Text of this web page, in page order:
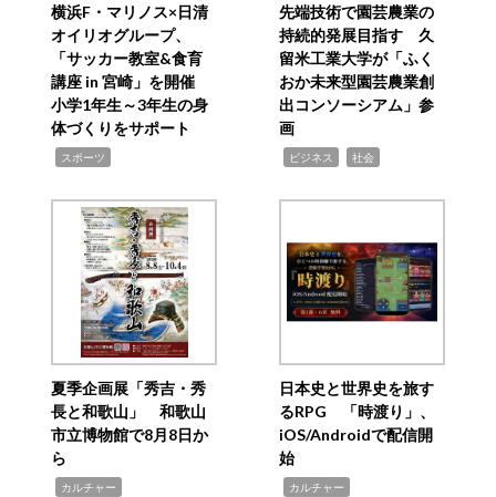
横浜F・マリノス×日清
オイリオグループ、
「サッカー教室&食育
講座 in 宮崎」を開催
小学1年生～3年生の身
体づくりをサポート
スポーツ
先端技術で園芸農業の
持続的発展目指す 久
留米工業大学が「ふく
おか未来型園芸農業創
出コンソーシアム」参
画
ビジネス 社会
夏季企画展「秀吉・秀
長と和歌山」 和歌山
市立博物館で8月8日か
ら
カルチャー
日本史と世界史を旅す
るRPG 「時渡り」、
iOS/Androidで配信開
始
カルチャー